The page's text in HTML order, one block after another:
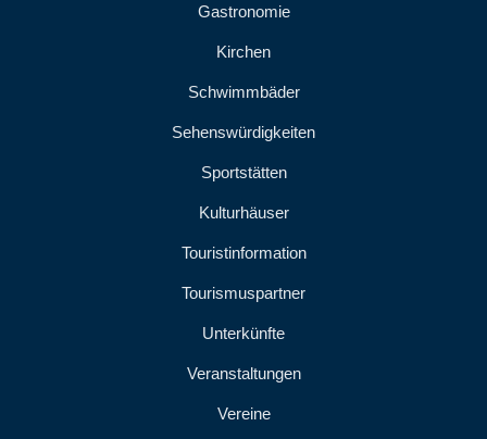
Gastronomie
Kirchen
Schwimmbäder
Sehenswürdigkeiten
Sportstätten
Kulturhäuser
Touristinformation
Tourismuspartner
Unterkünfte
Veranstaltungen
Vereine